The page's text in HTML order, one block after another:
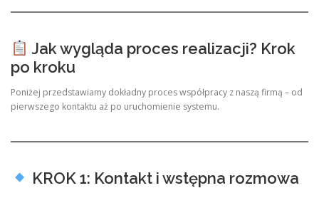
Jak wygląda proces realizacji? Krok
po kroku
Poniżej przedstawiamy dokładny proces współpracy z naszą firmą – od
pierwszego kontaktu aż po uruchomienie systemu.
KROK 1: Kontakt i wstępna rozmowa